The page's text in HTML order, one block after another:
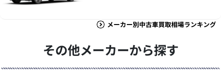
メーカー別中古車買取相場ランキング
その他メーカーから探す